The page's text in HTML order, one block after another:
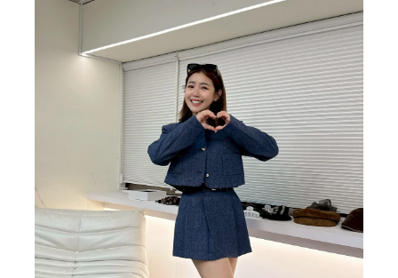
ACC&SHOE
BIG SALE